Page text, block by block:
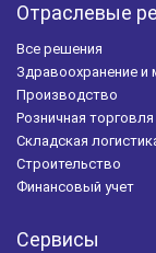
Отраслевые
Все решения
Здравоохранение и
Производство
Розничная торговля
Складская
Строительство
Финансовый учет
Сервисы